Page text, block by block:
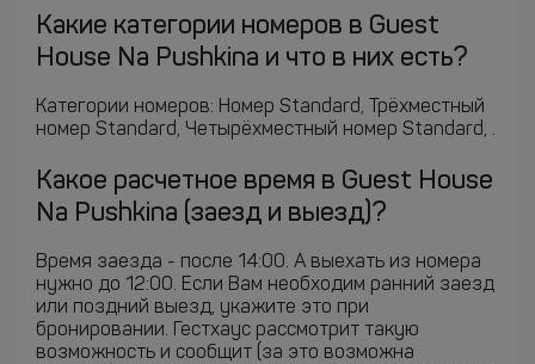
Какие категории номеров в Guest
House Na Pushkina и что в них есть?
Категории номеров: Номер Standard, Трёхместный
номер Standard, Четырёхместный номер Standard, .
Какое расчетное время в Guest House
Na Pushkina (заезд и выезд)?
Время заезда - после 14:00. А выехать из номера
нужно до 12:00. Если Вам необходим ранний заезд
или поздний выезд, укажите это при
бронировании. Гестхаус рассмотрит такую
возможность и сообщит (за это возможна